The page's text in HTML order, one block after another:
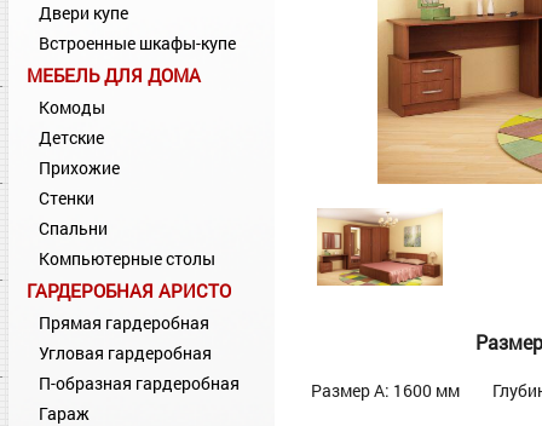
Двери купе
Встроенные шкафы-купе
МЕБЕЛЬ ДЛЯ ДОМА
Комоды
Детские
Прихожие
Стенки
Спальни
Компьютерные столы
ГАРДЕРОБНАЯ АРИСТО
Прямая гардеробная
Угловая гардеробная
П-образная гардеробная
Гараж
Размер А: 1600 мм